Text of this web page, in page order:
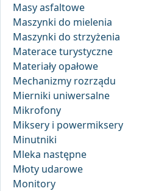
Masy asfaltowe
Maszynki do mielenia
Maszynki do strzyżenia
Materace turystyczne
Materiały opałowe
Mechanizmy rozrządu
Mierniki uniwersalne
Mikrofony
Miksery i powermiksery
Minutniki
Mleka następne
Młoty udarowe
Monitory